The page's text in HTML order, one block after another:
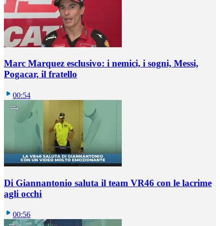
Marc Marquez esclusivo: i nemici, i sogni, Messi,
Pogacar, il fratello
00:54
Di Giannantonio saluta il team VR46 con le lacrime
agli occhi
00:56